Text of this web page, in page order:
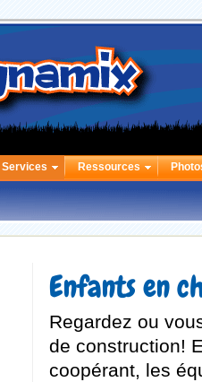
Services Ressources
Enfants en
Regardez ou
de construction!
coopérant, les